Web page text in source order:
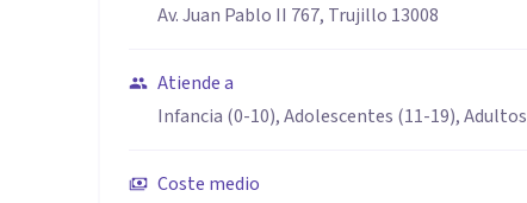
Av. Juan Pablo II 767, Trujillo 13008
Atiende a
Infancia (0-10), Adolescentes (11-19), Adultos
Coste medio